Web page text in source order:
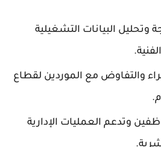
وتحليل البيانات التشغيلية
والتفاوض مع الموردين لقطاع
وتدعم العمليات الإدارية